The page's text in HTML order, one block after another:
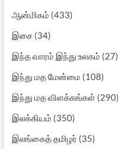
ஆன்மிகம் (433)
இசை(34)
இந்த வாரம் இந்து உலகம் (27)
இந்து மத மேன்மை (108)
இந்து மத விளக்கங்கள்(290)
இலக்கியம் (350)
இலங்கைத் தமிழர் (35)